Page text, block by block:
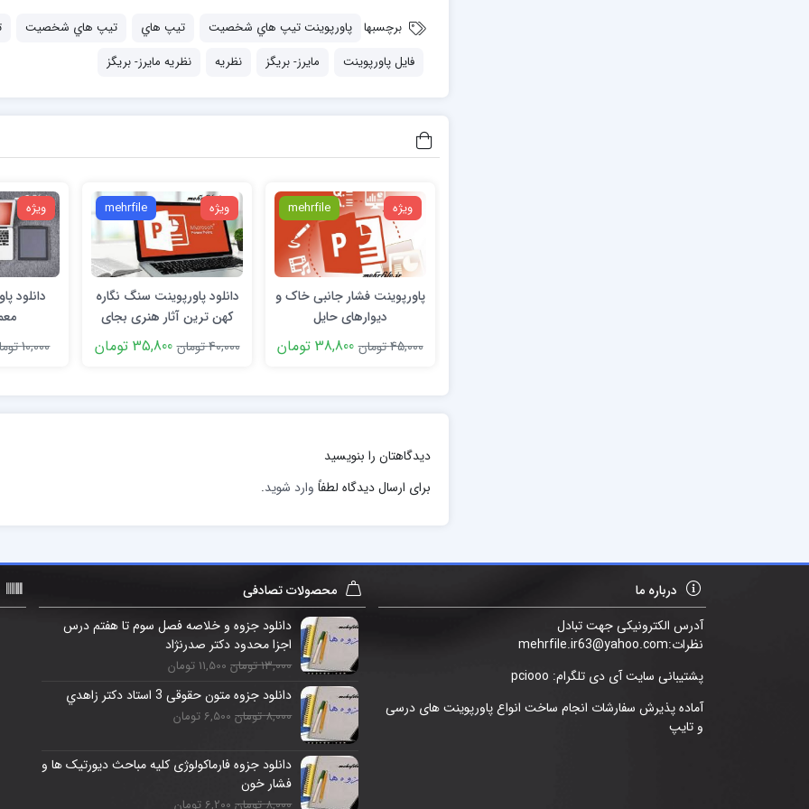
برچسبها پاورپوینت تيپ هاي شخصيت تيپ هاي تيپ هاي شخصيت
فایل پاورپوینت
مايرز- بريگز نظريه نظريه مايرز- بريگز
ویژه mehrfile
پاورپوینت فشار جانبی خاک و
دیوارهای حایل
45,000 تومان
38,800 تومان
ویژه mehrfile
دانلود پاورپوینت سنگ نگاره
کهن ترین آثار هنری بجای
مانده از بشر
40,000 تومان 35,800 تومان
ویژه
دانلود
10,000 تومان
دیدگاهتان را بنویسید
برای ارسال دیدگاه لطفاً وارد شوید.
درباره ما
آدرس الکترونیکی جهت تبادل
نظرات:mehrfile.ir63@yahoo.com
پشتیبانی سایت آی دی تلگرام: pciooo
آماده پذیرش سفارشات انجام ساخت انواع پاورپوینت های درسی
و تایپ
محصولات تصادفی
دانلود جزوه و خلاصه فصل سوم تا هفتم درس
اجزا محدود دکتر صدرنژاد
13,000 تومان 11,500 تومان
دانلود جزوه متون حقوقی 3 استاد دکتر زاهدي
8,000 تومان 6,500 تومان
دانلود جزوه فارماکولوژی کلیه مباحث دیورتیک ها و
فشار خون
8,000 تومان 6,200 تومان